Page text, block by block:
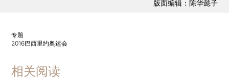
版面编辑：陈华懿子
专题
2016巴西里约奥运会
相关阅读